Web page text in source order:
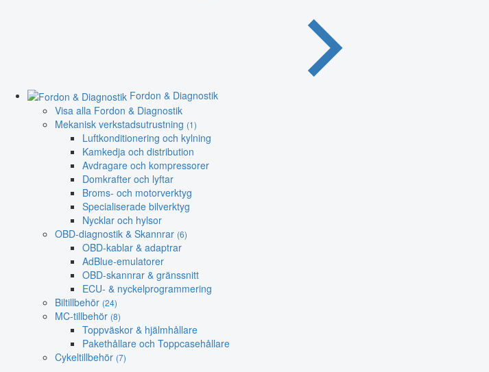
Fordon & Diagnostik
Visa alla Fordon & Diagnostik
Mekanisk verkstadsutrustning (1)
Luftkonditionering och kylning
Kamkedja och distribution
Avdragare och kompressorer
Domkrafter och lyftar
Broms- och motorverktyg
Specialiserade bilverktyg
Nycklar och hylsor
OBD-diagnostik & Skannrar (6)
OBD-kablar & adaptrar
AdBlue-emulatorer
OBD-skannrar & gränssnitt
ECU- & nyckelprogrammering
Biltillbehör (24)
MC-tillbehör (8)
Toppväskor & hjälmhållare
Pakethållare och Toppcasehållare
Cykeltillbehör (7)